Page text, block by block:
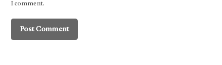
I comment.